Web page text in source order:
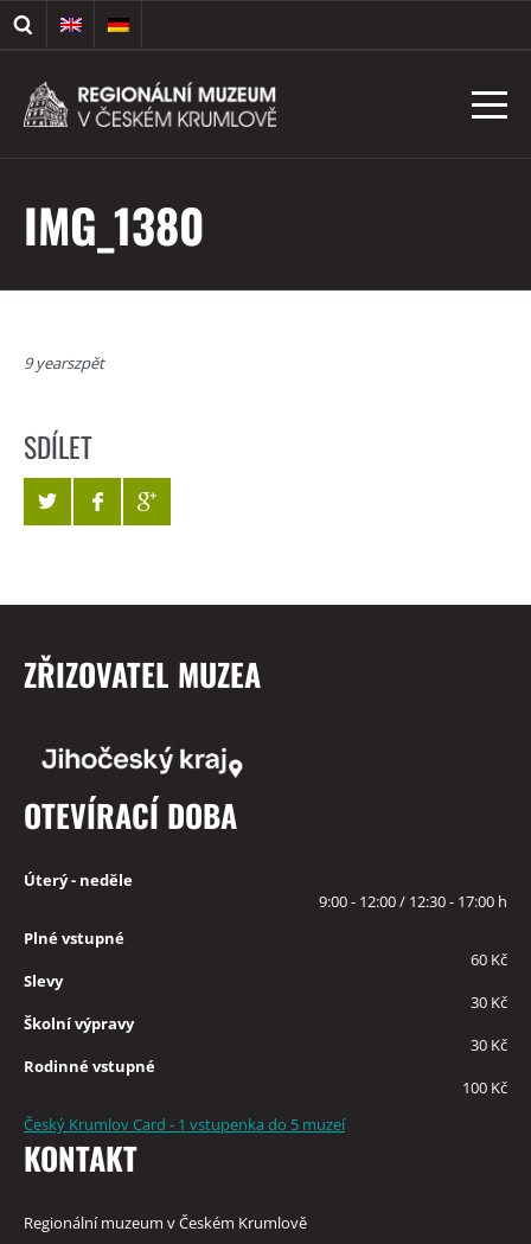
IMG_1380
9 yearszpět
SDÍLET
ZŘIZOVATEL MUZEA
OTEVÍRACÍ DOBA
Úterý - neděle
9:00 - 12:00 / 12:30 - 17:00 h
Plné vstupné
60 Kč
Slevy
30 Kč
Školní výpravy
30 Kč
Rodinné vstupné
100 Kč
Český Krumlov Card - 1 vstupenka do 5 muzeí
KONTAKT
Regionální muzeum v Českém Krumlově